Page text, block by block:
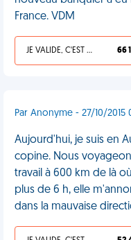
France. VDM
JE VALIDE, C'EST UNE VDM 66
Par Anonyme - 27/10/2015
Aujourd'hui, je suis en
copine. Nous
travail à 600 km de là
plus de 6 h, elle
dans la mauvaise